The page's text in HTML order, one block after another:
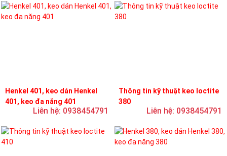
Henkel 401, keo dán Henkel
401, keo đa năng 401
Liên hệ: 0938454791
Thông tin kỹ thuật keo loctite
380
Liên hệ: 0938454791